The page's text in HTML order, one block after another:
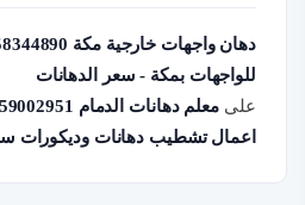
للواجهات بمكة - سعر الدهانات
على
اعمال تشطيب دهانات وديكورات